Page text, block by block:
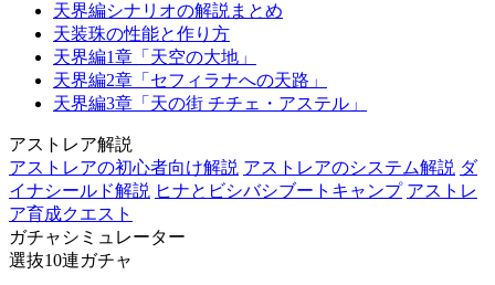
天界編シナリオの解説まとめ
天装珠の性能と作り方
天界編1章「天空の大地」
天界編2章「セフィラナへの天路」
天界編3章「天の街 チチェ・アステル」
アストレア解説
アストレアの初心者向け解説 アストレアのシステム解説 ダ
イナシールド解説 ヒナとビシバシブートキャンプ アストレ
ア育成クエスト
ガチャシミュレーター
選抜10連ガチャ